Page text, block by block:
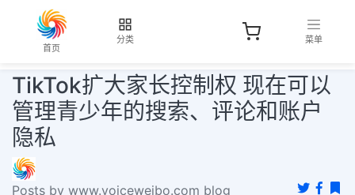
首页
分类 菜单
TikTok扩大家长控制权 现在可以
管理青少年的搜索、评论和账户
隐私
Posts by www.voiceweibo.com blog